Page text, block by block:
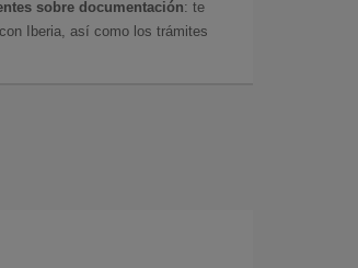
sobre documentación: te
Iberia, así como los trámites